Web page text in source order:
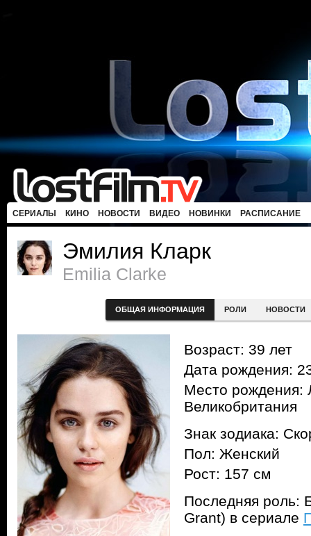
СЕРИАЛЫ КИНО НОВОСТИ ВИДЕО НОВИНКИ РАСПИСАНИЕ
Эмилия Кларк
Emilia Clarke
ОБЩАЯ ИНФОРМАЦИЯ РОЛИ НОВОСТИ
Возраст: 39 лет
Дата рождения:
Место рождения:
Великобритания
Знак зодиака:
Пол: Женский
Рост: 157 см
Последняя роль:
Grant) в сериале